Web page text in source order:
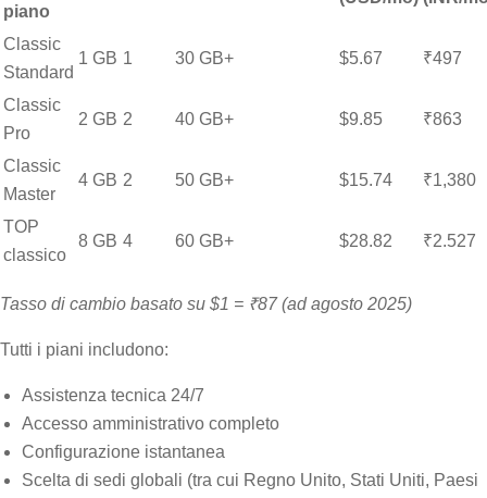
piano
Classic
Standard
1 GB 1 30 GB+ $5.67 ₹497
Classic
Pro
2 GB 2 40 GB+ $9.85 ₹863
Classic
Master
4 GB 2 50 GB+ $15.74 ₹1,380
TOP
classico
8 GB 4 60 GB+ $28.82 ₹2.527
Tasso di cambio basato su $1 = ₹87 (ad agosto 2025)
Tutti i piani includono:
Assistenza tecnica 24/7
Accesso amministrativo completo
Configurazione istantanea
Scelta di sedi globali (tra cui Regno Unito, Stati Uniti, Paesi